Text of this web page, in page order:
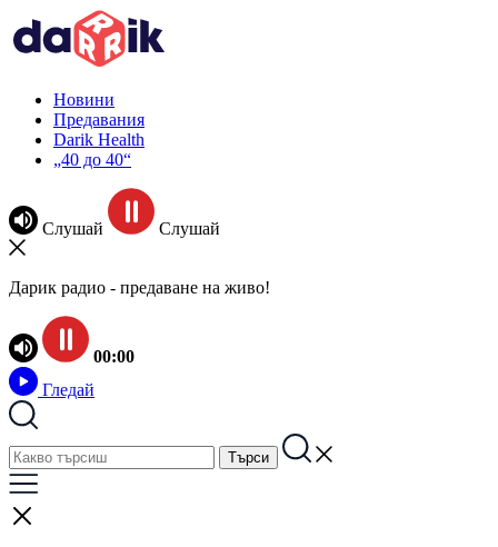
Новини
Предавания
Darik Health
„40 до 40“
Слушай Слушай
Дарик радио - предаване на живо!
00:00
Гледай